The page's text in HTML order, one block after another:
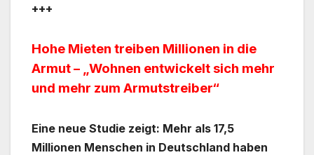
+++
Hohe Mieten treiben Millionen in die
Armut – „Wohnen entwickelt sich mehr
und mehr zum Armutstreiber“
Eine neue Studie zeigt: Mehr als 17,5
Millionen Menschen in Deutschland haben